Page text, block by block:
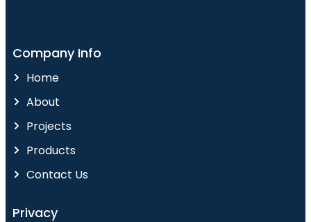
Company Info
Home
About
Projects
Products
Contact Us
Privacy